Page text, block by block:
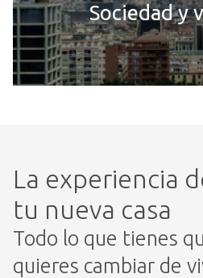
Sociedad y
La experiencia
tu nueva casa
Todo lo que tienes
quieres cambiar de